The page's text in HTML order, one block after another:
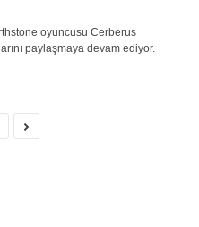
oyuncusu Cerberus
paylaşmaya devam ediyor.